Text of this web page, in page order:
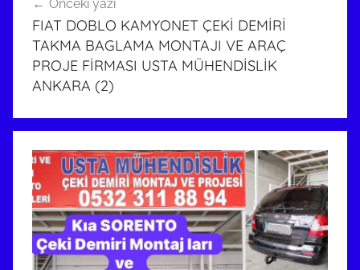
gezinmesi
Önceki yazı
FIAT DOBLO KAMYONET ÇEKİ DEMİRİ
TAKMA BAGLAMA MONTAJI VE ARAÇ
PROJE FİRMASI USTA MÜHENDİSLİK
ANKARA (2)